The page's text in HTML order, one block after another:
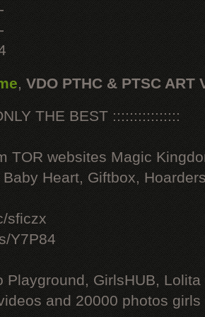
, VDO PTHC & PTSC ART
THE BEST ::::::::::::::::
TOR websites Magic
Heart, Giftbox,
sficzx
Y7P84
Playground, GirlsHUB, Lolita
and 20000 photos